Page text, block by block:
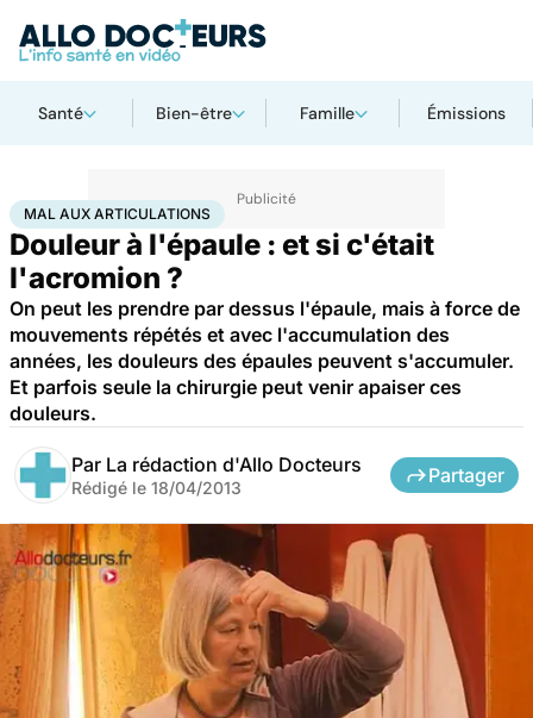
Santé Bien-être Famille Émissions
AccueilSantéMaladiesMal aux articulations
MAL AUX ARTICULATIONS
Douleur à l'épaule : et si c'était
l'acromion ?
On peut les prendre par dessus l'épaule, mais à force de
mouvements répétés et avec l'accumulation des
années, les douleurs des épaules peuvent s'accumuler.
Et parfois seule la chirurgie peut venir apaiser ces
douleurs.
Par La rédaction d'Allo Docteurs
Rédigé le 18/04/2013
Partager